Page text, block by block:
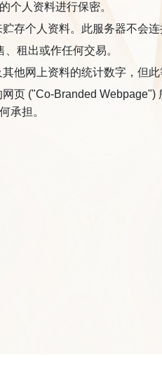
个人资料进行保密。
存个人资料。此服务器不会连
租出或作任何交易。
他网上资料的统计数字，但
页 ("Co-Branded
承担。